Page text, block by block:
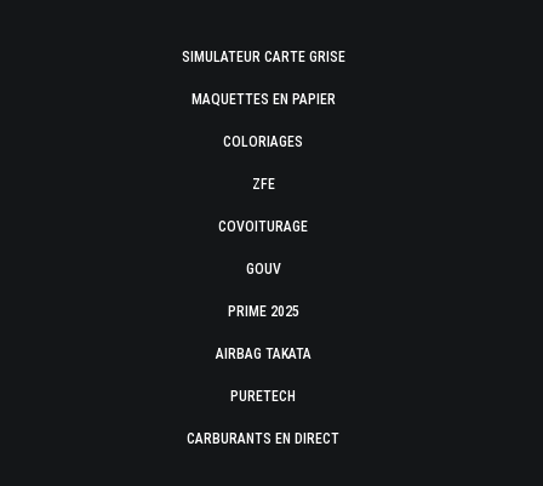
SIMULATEUR CARTE GRISE
MAQUETTES EN PAPIER
COLORIAGES
ZFE
COVOITURAGE
GOUV
PRIME 2025
AIRBAG TAKATA
PURETECH
CARBURANTS EN DIRECT